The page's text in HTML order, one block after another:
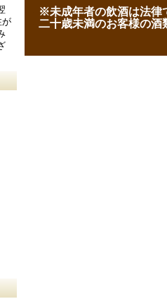
※未成年者の飲酒は法律
二十歳未満のお客様の酒